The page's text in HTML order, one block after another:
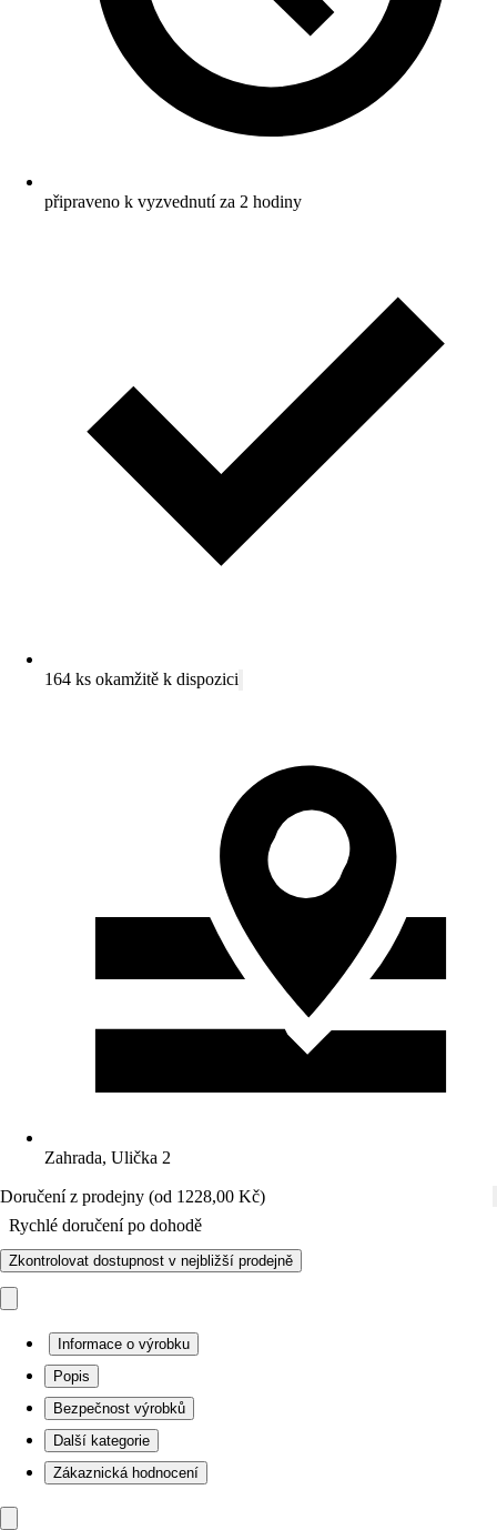
připraveno k vyzvednutí za 2 hodiny
164 ks okamžitě k dispozici
Zahrada, Ulička 2
Doručení z prodejny (od 1228,00 Kč)
Rychlé doručení po dohodě
Zkontrolovat dostupnost v nejbližší prodejně
Informace o výrobku
Popis
Bezpečnost výrobků
Další kategorie
Zákaznická hodnocení